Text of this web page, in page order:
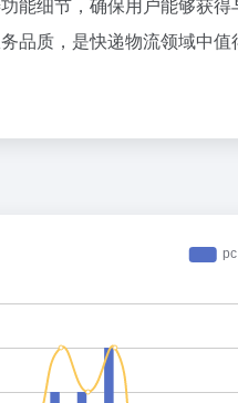
品质，是快递物流领域中
五路玩家齐
9 SpaceX对